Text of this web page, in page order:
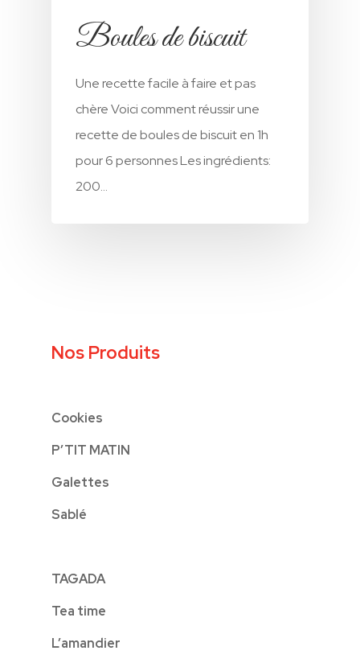
Boules de biscuit
Une recette facile à faire et pas
chère Voici comment réussir une
recette de boules de biscuit en 1h
pour 6 personnes Les ingrédients:
200…
Nos Produits
Cookies
P’TIT MATIN
Galettes
Sablé
TAGADA
Tea time
L’amandier
Cracker’s
Cacahuetes «